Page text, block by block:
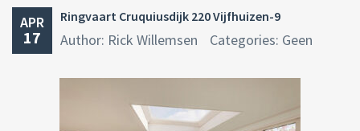
APR
17
Ringvaart Cruquiusdijk 220 Vijfhuizen-9
Author: Rick Willemsen Categories: Geen